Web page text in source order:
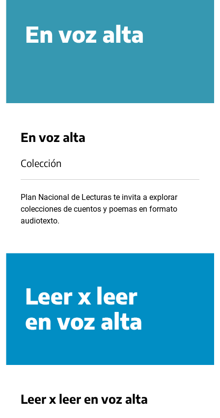
En voz alta
Colección
Plan Nacional de Lecturas te invita a explorar
colecciones de cuentos y poemas en formato
audiotexto.
Leer x leer en voz alta